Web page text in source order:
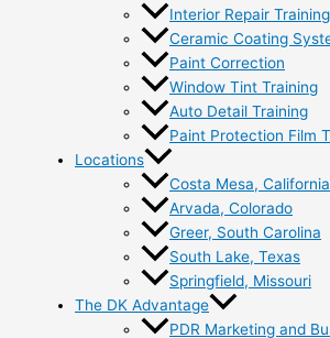
Interior Repair Training
Ceramic Coating
Paint Correction
Window Tint Training
Auto Detail Training
Paint Protection Film
Locations
Costa Mesa, California
Arvada, Colorado
Greer, South Carolina
South Lake, Texas
Springfield, Missouri
The DK Advantage
PDR Marketing and